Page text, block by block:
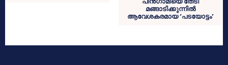
മങ്ങാടിക്കുന്നിൽ
ആവേശകരമായ ‘പടയോട്ടം’